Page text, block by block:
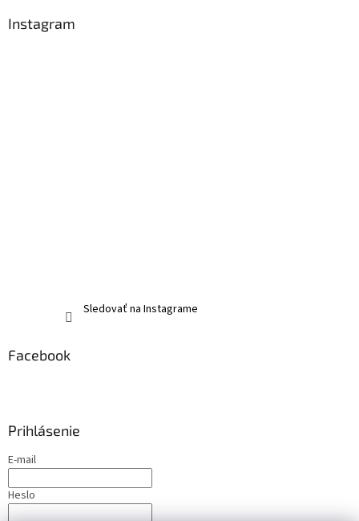
Instagram
Sledovať na Instagrame
Facebook
Prihlásenie
E-mail
Heslo